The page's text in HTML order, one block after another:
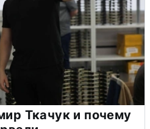
Ткачук и почему